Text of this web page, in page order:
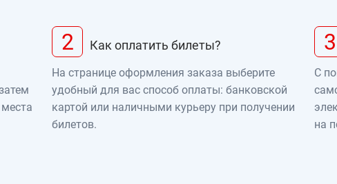
2 Как оплатить билеты?
На странице оформления заказа выберите
удобный для вас способ оплаты: банковской
картой или наличными курьеру при получении
билетов.
3
С
на